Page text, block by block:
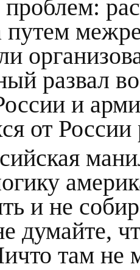
путем
развал
и
от
и не
думайте,
там не